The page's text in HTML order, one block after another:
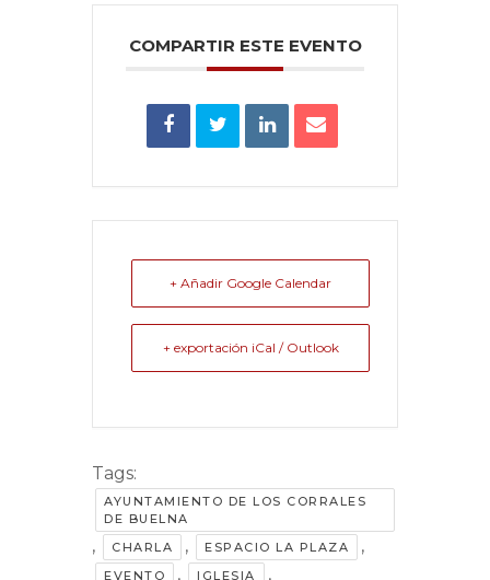
COMPARTIR ESTE EVENTO
+ Añadir Google Calendar
+ exportación iCal / Outlook
Tags:
AYUNTAMIENTO DE LOS CORRALES
DE BUELNA
, CHARLA , ESPACIO LA PLAZA ,
EVENTO , IGLESIA ,